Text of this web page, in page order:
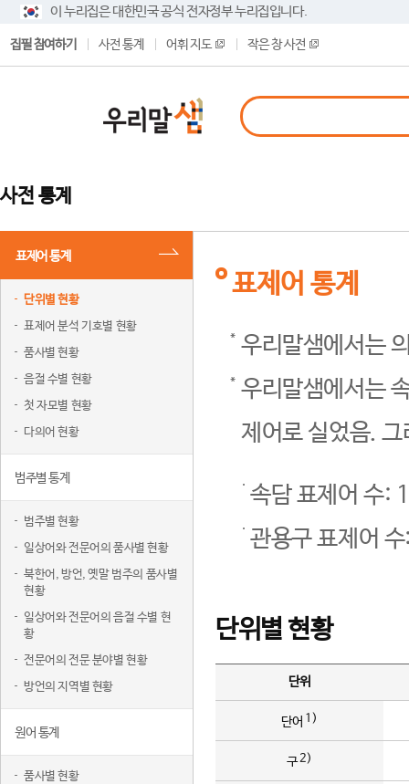
이 누리집은 대한민국 공식 전자정부 누리집입니다.
집필 참여하기 사전 통계 어휘 지도 작은 창 사전
사전 통계
표제어 통계
단위별 현황
표제어 분석 기호별 현황
품사별 현황
음절 수별 현황
첫 자모별 현황
다의어 현황
범주별 통계
범주별 현황
일상어와 전문어의 품사별 현황
북한어, 방언, 옛말 범주의 품사별
현황
일상어와 전문어의 음절 수별 현
황
전문어의 전문 분야별 현황
방언의 지역별 현황
원어 통계
품사별 현황
표제어 통계
우리말샘에서는
우리말샘에서는
제어로 실었음.
속담 표제어 수:
관용구 표제어
단위별 현황
단위
단어 1)
구2)